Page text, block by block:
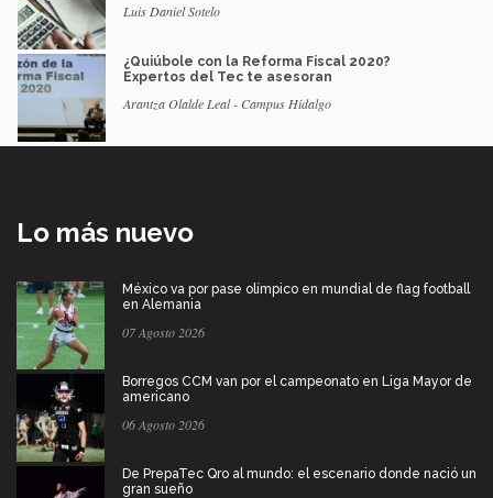
Luis Daniel Sotelo
¿Quiúbole con la Reforma Fiscal 2020?
Expertos del Tec te asesoran
Arantza Olalde Leal - Campus Hidalgo
Lo más nuevo
México va por pase olímpico en mundial de flag football
en Alemania
07 Agosto 2026
Borregos CCM van por el campeonato en Liga Mayor de
americano
06 Agosto 2026
De PrepaTec Qro al mundo: el escenario donde nació un
gran sueño